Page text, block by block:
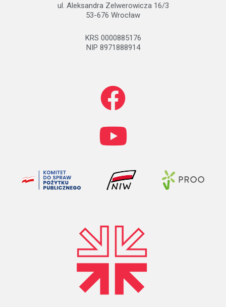
ul. Aleksandra Zelwerowicza 16/3
53-676 Wrocław
KRS 0000885176
NIP 8971888914